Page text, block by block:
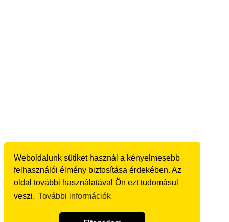
Weboldalunk sütiket használ a kényelmesebb
felhasználói élmény biztosítása érdekében. Az
oldal további használatával Ön ezt tudomásul
veszi. További információk